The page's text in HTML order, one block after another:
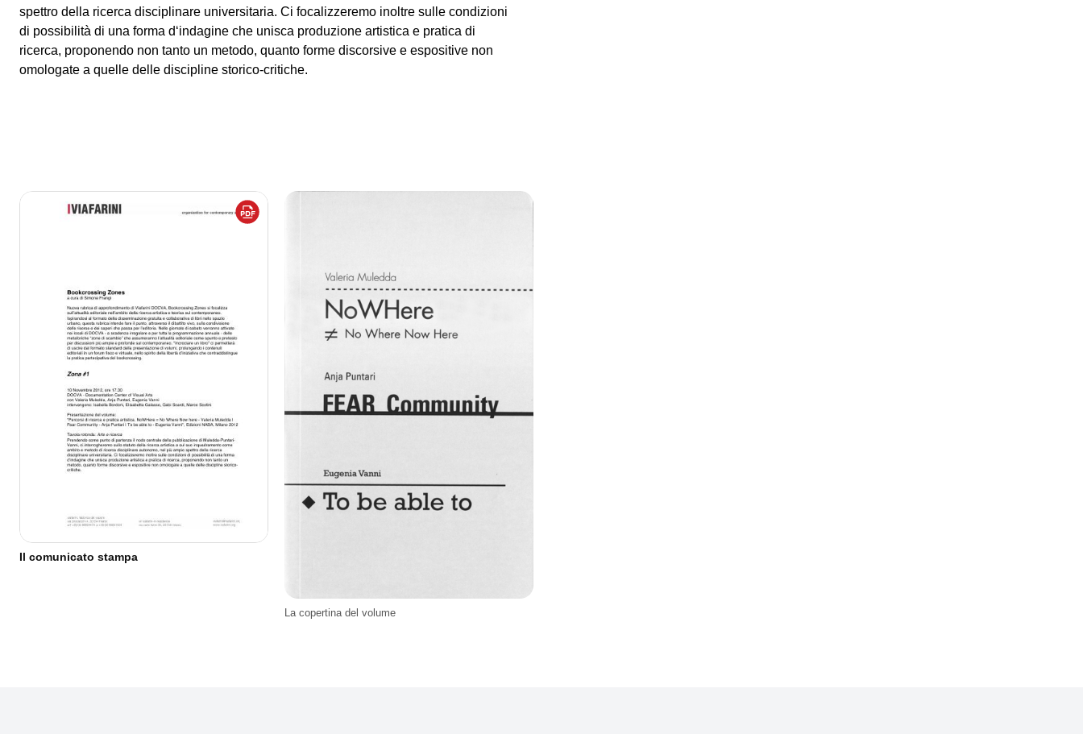
spettro della ricerca disciplinare universitaria. Ci focalizzeremo inoltre sulle condizioni
di possibilità di una forma d‘indagine che unisca produzione artistica e pratica di
ricerca, proponendo non tanto un metodo, quanto forme discorsive e espositive non
omologate a quelle delle discipline storico-critiche.
Il comunicato stampa
La copertina del volume